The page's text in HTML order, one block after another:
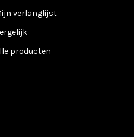
verlanglijst
producten